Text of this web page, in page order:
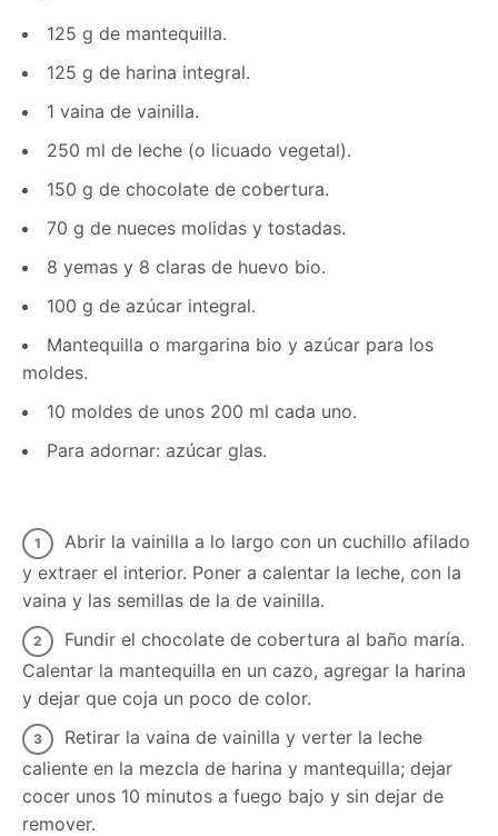
125 g de mantequilla.
125 g de harina integral.
1 vaina de vainilla.
250 ml de leche (o licuado vegetal).
150 g de chocolate de cobertura.
70 g de nueces molidas y tostadas.
8 yemas y 8 claras de huevo bio.
100 g de azúcar integral.
Mantequilla o margarina bio y azúcar para los
moldes.
10 moldes de unos 200 ml cada uno.
Para adornar: azúcar glas.
Abrir la vainilla a lo largo con un cuchillo afilado
y extraer el interior. Poner a calentar la leche, con la
vaina y las semillas de la de vainilla.
Fundir el chocolate de cobertura al baño maría.
Calentar la mantequilla en un cazo, agregar Ia harina
y dejar que coja un poco de color.
Retirar la vaina de vainilla y verter la leche
caliente en la mezcla de harina y mantequilla; dejar
cocer unos 10 minutos a fuego bajo y sin dejar de
remover.